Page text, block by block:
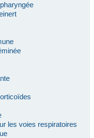
les voies respiratoires